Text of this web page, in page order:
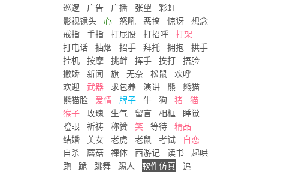
巡逻
广告 广播 张望
彩虹
影视镜头
心 怒吼 恶搞 惊讶
想念
戒指
手指 打屁股 打招呼
打架
打电话
抽烟 招手 拜托 拥抱
拱手
挂机
按摩 挑衅 挥手 挨打
捂脸
撒娇
新闻 旗 无奈 松鼠
欢呼
欢迎
武器 求包养 演讲 熊
熊猫
熊猫脸
爱情 牌子 牛 狗 猪
猫
猴子
玫瑰 生气 留言 相框
睡觉
瞪眼
祈祷 称赞 笑 等待
精品
结婚
美女 老虎 老鼠 考试
自恋
自杀
蘑菇 裸体 西游记 读书
起哄
跑
跪 跳舞 踢人 软件仿真
追